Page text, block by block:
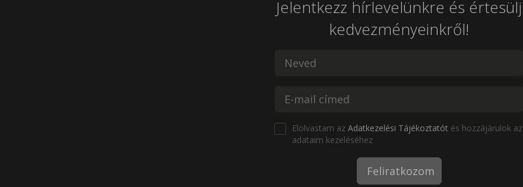
Jelentkezz hírlevelünkre és értesülj
kedvezményeinkről!
Elolvastam az Adatkezelési Tájékoztatót és hozzájárulok az
adataim kezeléséhez
Feliratkozom